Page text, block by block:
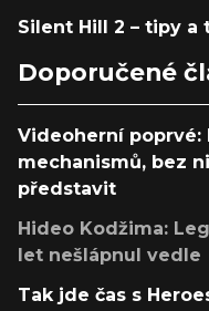
Silent Hill 2 – tipy a
Doporučené
Videoherní poprvé:
mechanismů, bez
představit
Hideo Kodžima:
let nešlápnul vedle
Tak jde čas s